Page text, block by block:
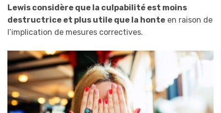
Lewis considère que la culpabilité est moins
destructrice et plus utile que la honte en raison de
l’implication de mesures correctives.